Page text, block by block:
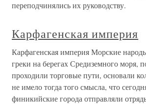
переподчинялись их руководству.
Карфагенская империя
Карфагенская империя Морские
греки на берегах Средиземного моря,
проходили торговые пути, основали
не имело тогда того смысла, что
финикийские города отправляли